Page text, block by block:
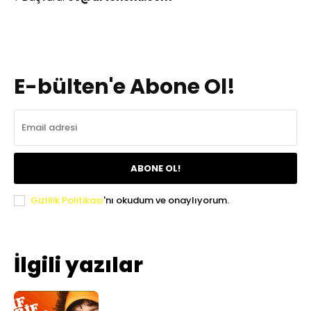
E-bülten'e Abone Ol!
ABONE OL!
Gizlilik Politikası'nı okudum ve onaylıyorum.
İlgili yazılar